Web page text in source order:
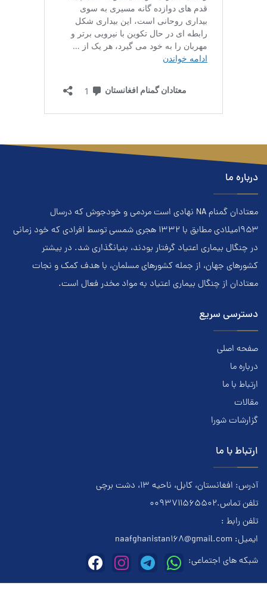
درباره ما
معتادان گمنام NA نهادي است مردمي و خودجوش که درسال
۱۹۵۳ميلادي مطابق با ۱۳۳۲ هجري‌ شمسي توسط افرادي که خود زماني
در چنگال بیماری اعتياد گرفتار بودند، بنيانگذاري شد. در بيشتر
کشور‌هاي جهان، از جمله کشور‌هاي مسلمان، با هدف کمک و نجات
معتادان از چنگال بیماری اعتياد به مواد مخدر فعال است.
دسترسی سریع
صفحه اصلی
درباره ما
ارتباط با ما
مقالات
گزارشات شورا
ارتباط با ما
آدرس: افغانستان، کابل، ناحیه ۱۳، دشت برچی
تلفن تماس.0093711565502
تلفن رابط :
ایمیل: naafghanistan168@gmail.com
شبکه های اجتماعی: